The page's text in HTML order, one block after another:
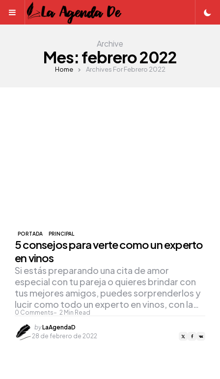
Menu
Archive
Mes: febrero 2022
Home Archives For Febrero 2022
PORTADA PRINCIPAL
5 consejos para verte como un experto
en vinos
0 Comments 2 Min Read
Si estás preparando una cita de amor
especial con tu pareja o quieres brindar con
tus mejores amigos, puedes sorprenderlos y
lucir como todo un experto en vinos, con la…
Posted
by
byLaAgendaD
28 de febrero de 2022